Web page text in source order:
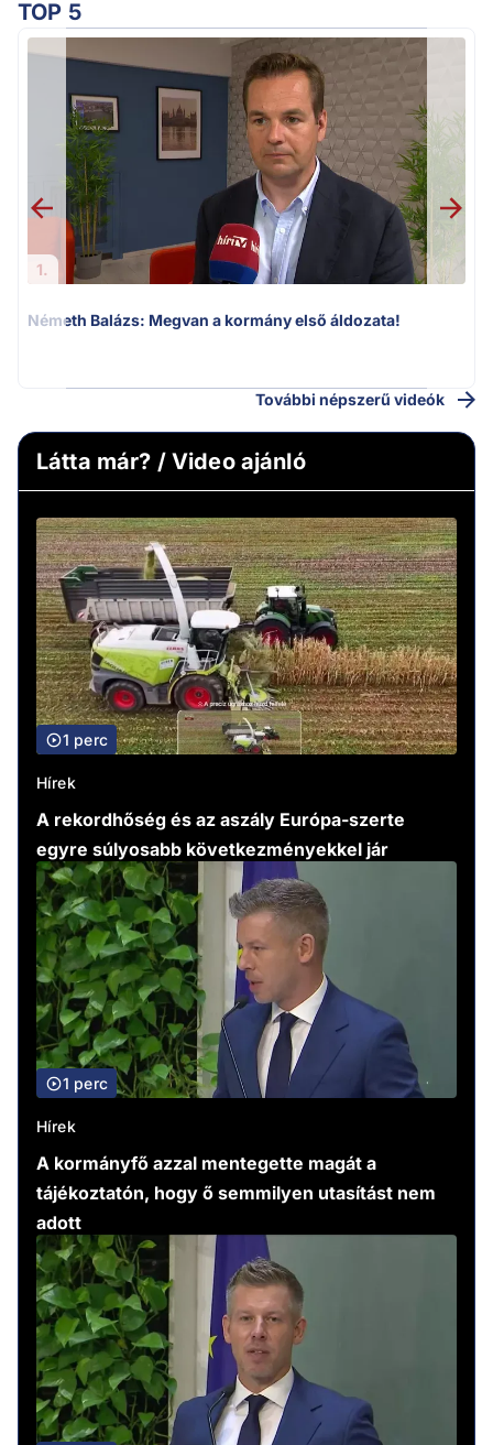
TOP 5
1.
Németh Balázs: Megvan a kormány első áldozata!
További népszerű videók
Látta már? / Video ajánló
1 perc
Hírek
A rekordhőség és az aszály Európa-szerte
egyre súlyosabb következményekkel jár
1 perc
Hírek
A kormányfő azzal mentegette magát a
tájékoztatón, hogy ő semmilyen utasítást nem
adott